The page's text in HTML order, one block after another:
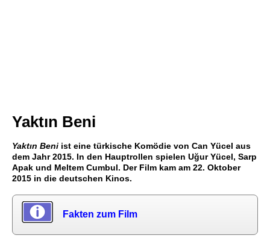
Yaktın Beni
Yaktın Beni ist eine türkische Komödie von Can Yücel aus
dem Jahr 2015. In den Hauptrollen spielen Uğur Yücel, Sarp
Apak und Meltem Cumbul. Der Film kam am 22. Oktober
2015 in die deutschen Kinos.
Fakten zum Film